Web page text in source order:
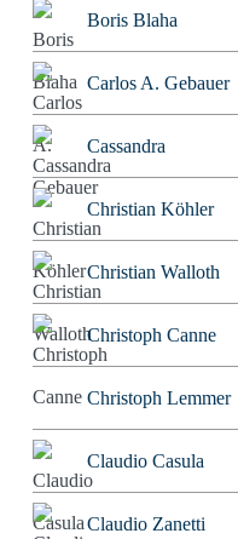
Boris Blaha
Carlos A. Gebauer
Cassandra
Christian Köhler
Christian Walloth
Christoph Canne
Christoph Lemmer
Claudio Casula
Claudio Zanetti